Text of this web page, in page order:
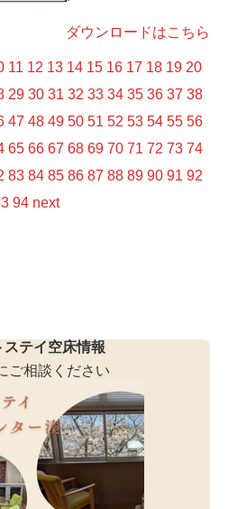
ダウンロードはこちら
11 12 13 14 15 16 17 18 19 20
29 30 31 32 33 34 35 36 37 38
47 48 49 50 51 52 53 54 55 56
65 66 67 68 69 70 71 72 73 74
83 84 85 86 87 88 89 90 91 92
94 next
ステイ空床情報
ご相談ください